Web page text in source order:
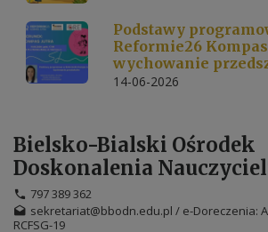
Podstawy
Reformie26
wychowanie
14-06-2026
Bielsko-Bialski Ośrodek
Doskonalenia
797 389 362
sekretariat@bbodn.edu.pl / e-Doreczenia:
RCFSG-19